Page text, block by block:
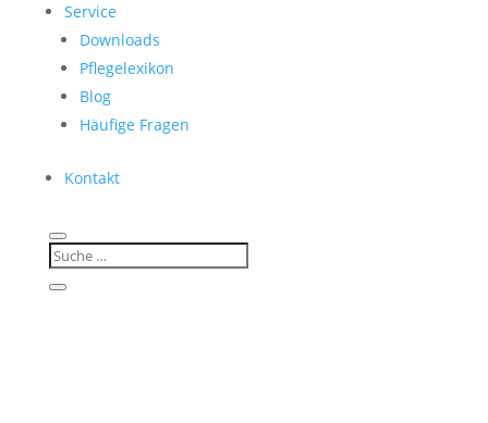
Service
Downloads
Pflegelexikon
Blog
Häufige Fragen
Kontakt